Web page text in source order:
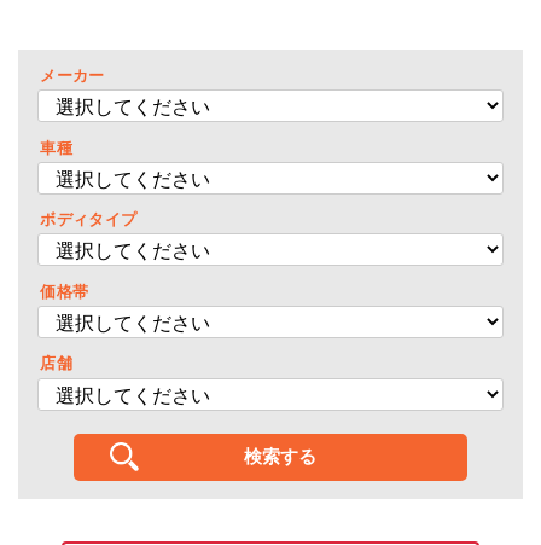
メーカー
車種
ボディタイプ
価格帯
店舗